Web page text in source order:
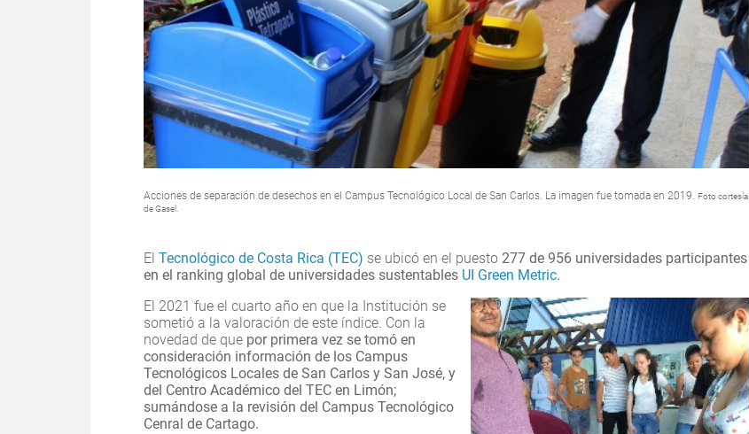
Acciones de separación de desechos en el Campus Tecnológico Local de San Carlos. La imagen fue tomada en 2019. Foto cortesía
de Gasel.
El Tecnológico de Costa Rica (TEC) se ubicó en el puesto 277 de 956 universidades participantes
en el ranking global de universidades sustentables UI Green Metric.
El 2021 fue el cuarto año en que la Institución se
sometió a la valoración de este índice. Con la
novedad de que por primera vez se tomó en
consideración información de los Campus
Tecnológicos Locales de San Carlos y San José, y
del Centro Académico del TEC en Limón;
sumándose a la revisión del Campus Tecnológico
Cenral de Cartago.